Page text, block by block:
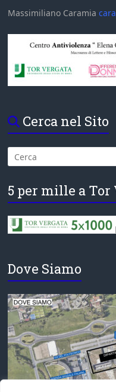
Massimiliano Caramia
Cerca nel Sito
5 per mille a Tor
Dove Siamo